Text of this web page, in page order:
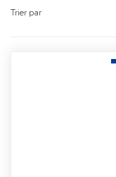
Trier par